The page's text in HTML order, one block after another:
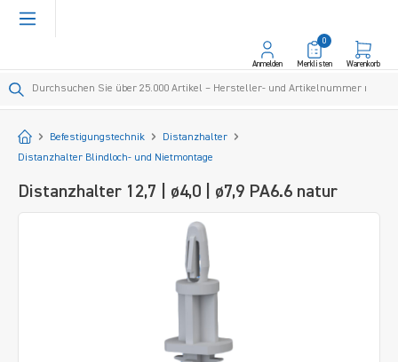
springen
Anmelden Merklisten
0
Warenkorb
Startseite
Befestigungstechnik
Distanzhalter
Distanzhalter Blindloch- und Nietmontage
Distanzhalter 12,7 | ø4,0 | ø7,9 PA6.6 natur